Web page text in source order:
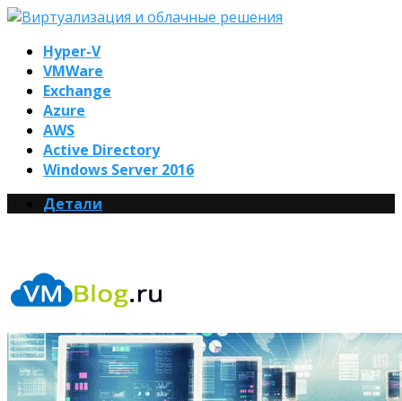
Hyper-V
VMWare
Exchange
Azure
AWS
Active Directory
Windows Server 2016
Детали